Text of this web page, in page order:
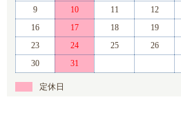
9
10 11 12
16
17 18 19
23
24 25 26
30
31
定休日